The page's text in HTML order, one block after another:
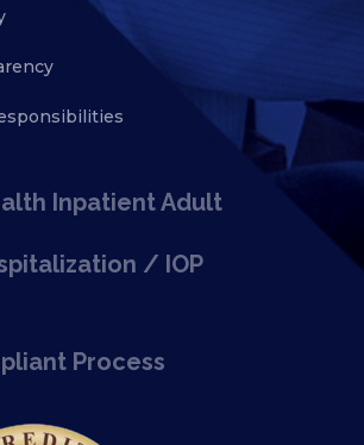
Inpatient Adult
/ IOP
Process